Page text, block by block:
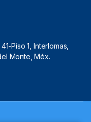
Piso 1, Interlomas,
Monte, Méx.